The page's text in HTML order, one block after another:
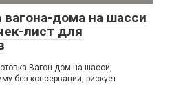
вагона-дома на шасси
лист для
Вагон-дом на шасси,
без консервации, рискует